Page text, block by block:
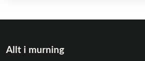
Allt i murning